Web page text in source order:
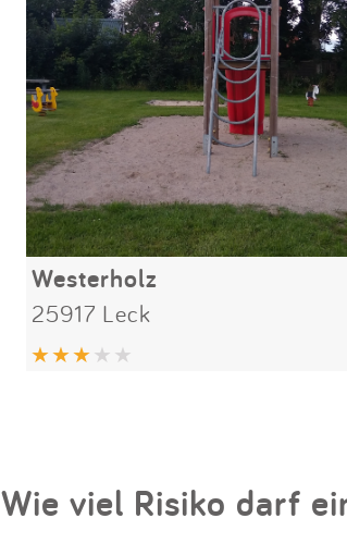
Westerholz
25917 Leck
Wie viel Risiko darf